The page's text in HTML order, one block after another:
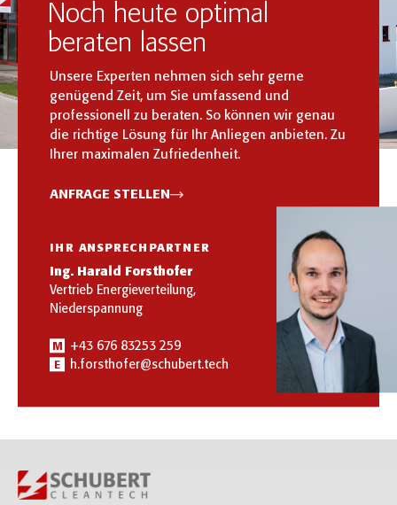
Noch heute optimal
beraten lassen
Unsere Experten nehmen sich sehr gerne
genügend Zeit, um Sie umfassend und
professionell zu beraten. So können wir genau
die richtige Lösung für Ihr Anliegen anbieten. Zu
Ihrer maximalen Zufriedenheit.
ANFRAGE STELLEN
IHR ANSPRECHPARTNER
Ing. Harald Forsthofer
Vertrieb Energieverteilung,
Niederspannung
M +43 676 83253 259
E h.forsthofer@schubert.tech